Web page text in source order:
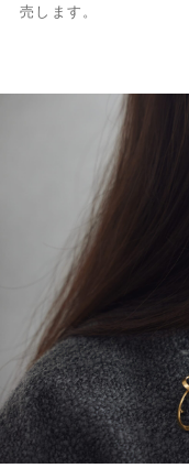
売します。